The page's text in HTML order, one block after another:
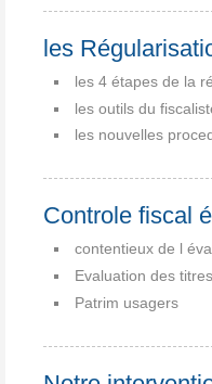
les
les 4 étapes de la
les outils du
les nouvelles
Controle fiscal
contentieux de l
Evaluation des
Patrim usagers